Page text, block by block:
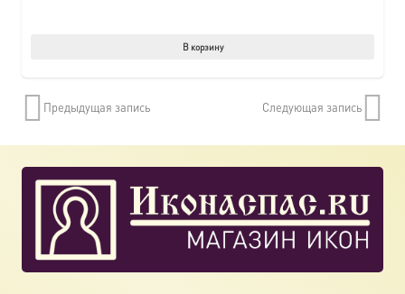
В корзину
Предыдущая запись Следующая запись